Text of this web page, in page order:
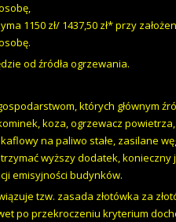
1150 zł/ 1437,50 zł* przy
od źródła ogrzewania.
których głównym
koza, ogrzewacz
na paliwo stałe, zasilane
wyższy dodatek, konieczny
emisyjności budynków.
tzw. zasada złotówka za
po przekroczeniu kryterium